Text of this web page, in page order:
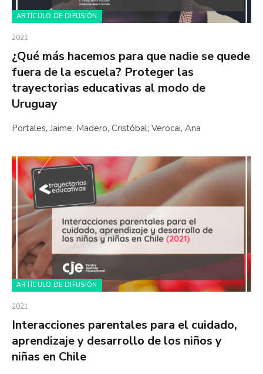
ARTÍCULO DE DIFUSIÓN
2021
¿Qué más hacemos para que nadie se quede
fuera de la escuela? Proteger las
trayectorias educativas al modo de
Uruguay
Portales, Jaime; Madero, Cristóbal; Verocai, Ana
ARTÍCULO DE DIFUSIÓN
2021
Interacciones parentales para el cuidado,
aprendizaje y desarrollo de los niños y
niñas en Chile